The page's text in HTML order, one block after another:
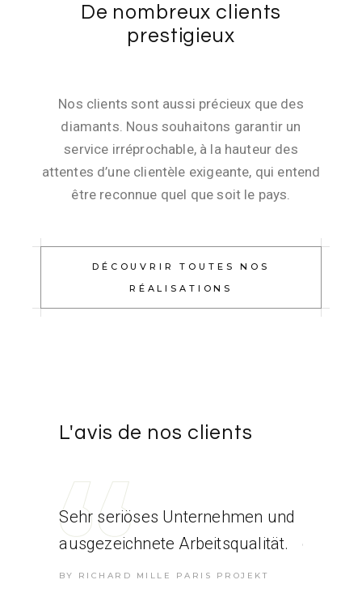
De nombreux clients
prestigieux
Nos clients sont aussi précieux que des
diamants. Nous souhaitons garantir un
service irréprochable, à la hauteur des
attentes d’une clientèle exigeante, qui entend
être reconnue quel que soit le pays.
DÉCOUVRIR TOUTES NOS
RÉALISATIONS
L'avis de nos clients
Sehr seriöses Unternehmen und
ausgezeichnete Arbeitsqualität.
BY RICHARD MILLE PARIS PROJEKT
einem